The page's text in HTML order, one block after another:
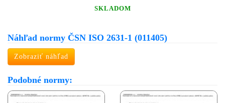
SKLADOM
Náhľad normy ČSN ISO 2631-1 (011405)
Zobraziť náhľad
Podobné normy: